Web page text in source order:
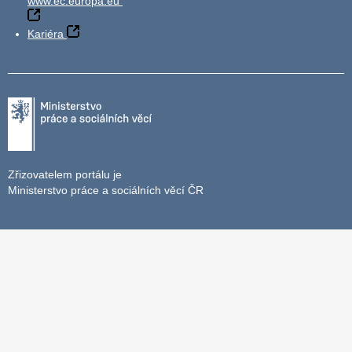
Kariéra
Zřizovatelem portálu je
Ministerstvo práce a sociálních věcí ČR